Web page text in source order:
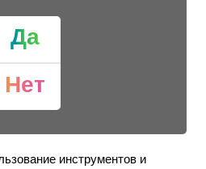
Да
Нет
инструментов и